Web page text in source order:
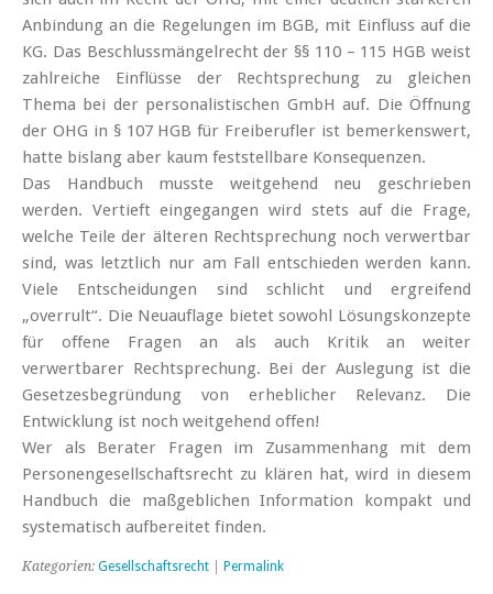
Anbindung an die Regelungen im BGB, mit Einfluss auf die
KG. Das Beschlussmängelrecht der §§ 110 – 115 HGB weist
zahlreiche Einflüsse der Rechtsprechung zu gleichen
Thema bei der personalistischen GmbH auf. Die Öffnung
der OHG in § 107 HGB für Freiberufler ist bemerkenswert,
hatte bislang aber kaum feststellbare Konsequenzen.
Das Handbuch musste weitgehend neu geschrieben
werden. Vertieft eingegangen wird stets auf die Frage,
welche Teile der älteren Rechtsprechung noch verwertbar
sind, was letztlich nur am Fall entschieden werden kann.
Viele Entscheidungen sind schlicht und ergreifend
„overrult“. Die Neuauflage bietet sowohl Lösungskonzepte
für offene Fragen an als auch Kritik an weiter
verwertbarer Rechtsprechung. Bei der Auslegung ist die
Gesetzesbegründung von erheblicher Relevanz. Die
Entwicklung ist noch weitgehend offen!
Wer als Berater Fragen im Zusammenhang mit dem
Personengesellschaftsrecht zu klären hat, wird in diesem
Handbuch die maßgeblichen Information kompakt und
systematisch aufbereitet finden.
Kategorien: Gesellschaftsrecht Permalink